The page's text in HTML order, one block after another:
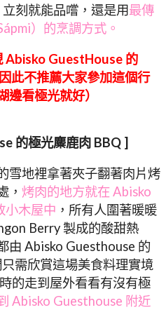
刻就能品嚐，還是用最傳
）的烹調方式。
Abisko GuestHouse 的
此不推薦大家參加這個行
看極光就好）
的極光麋鹿肉 BBQ ]
雪地裡拿著夾子翻著肉片烤
， 烤肉的地方就在 Abisko
小木屋中 ，所有人圍著暖暖
Berry 製成的酸甜熱
由 Abisko Guesthouse 的
需欣賞這場美食料理實境
的走到屋外看看有沒有極
Abisko Guesthouse 附近